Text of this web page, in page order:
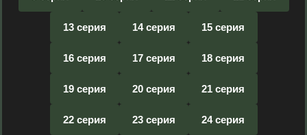
13 серия 14 серия 15 серия
16 серия 17 серия 18 серия
19 серия 20 серия 21 серия
22 серия 23 серия 24 серия